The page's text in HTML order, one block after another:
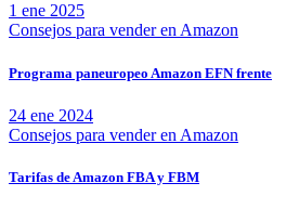
1 ene 2025
Consejos para vender en Amazon
Programa paneuropeo Amazon EFN frente
24 ene 2024
Consejos para vender en Amazon
Tarifas de Amazon FBA y FBM